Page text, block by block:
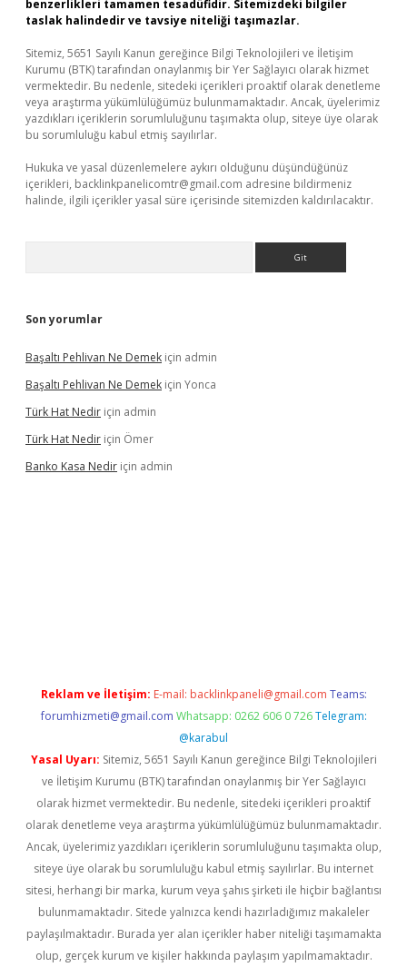
benzerlikleri tamamen tesadüfidir. Sitemizdeki bilgiler
taslak halindedir ve tavsiye niteliği taşımazlar.
Sitemiz, 5651 Sayılı Kanun gereğince Bilgi Teknolojileri ve İletişim
Kurumu (BTK) tarafından onaylanmış bir Yer Sağlayıcı olarak hizmet
vermektedir. Bu nedenle, sitedeki içerikleri proaktif olarak denetleme
veya araştırma yükümlülüğümüz bulunmamaktadır. Ancak, üyelerimiz
yazdıkları içeriklerin sorumluluğunu taşımakta olup, siteye üye olarak
bu sorumluluğu kabul etmiş sayılırlar.
Hukuka ve yasal düzenlemelere aykırı olduğunu düşündüğünüz
içerikleri, backlinkpanelicomtr@gmail.com adresine bildirmeniz
halinde, ilgili içerikler yasal süre içerisinde sitemizden kaldırılacaktır.
Son yorumlar
Başaltı Pehlivan Ne Demek için admin
Başaltı Pehlivan Ne Demek için Yonca
Türk Hat Nedir için admin
Türk Hat Nedir için Ömer
Banko Kasa Nedir için admin
Reklam ve İletişim: E-mail: backlinkpaneli@gmail.com Teams:
forumhizmeti@gmail.com Whatsapp: 0262 606 0 726 Telegram:
@karabul
Yasal Uyarı: Sitemiz, 5651 Sayılı Kanun gereğince Bilgi Teknolojileri
ve İletişim Kurumu (BTK) tarafından onaylanmış bir Yer Sağlayıcı
olarak hizmet vermektedir. Bu nedenle, sitedeki içerikleri proaktif
olarak denetleme veya araştırma yükümlülüğümüz bulunmamaktadır.
Ancak, üyelerimiz yazdıkları içeriklerin sorumluluğunu taşımakta olup,
siteye üye olarak bu sorumluluğu kabul etmiş sayılırlar. Bu internet
sitesi, herhangi bir marka, kurum veya şahıs şirketi ile hiçbir bağlantısı
bulunmamaktadır. Sitede yalnızca kendi hazırladığımız makaleler
paylaşılmaktadır. Burada yer alan içerikler haber niteliği taşımamakta
olup, gerçek kurum ve kişiler hakkında paylaşım yapılmamaktadır.